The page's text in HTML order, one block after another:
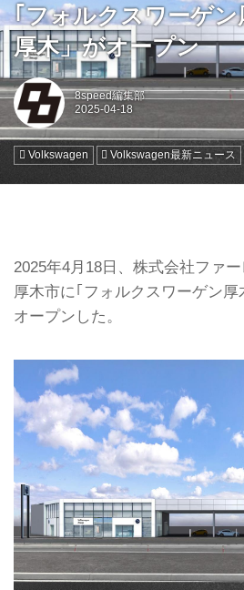
｢フォルクスワーゲ
厚木」がオープン
8speed編集部
Volkswagen Volkswagen最新ニュース
2025年4月18日、株式会社ファ
厚木市に｢フォルクスワーゲン
オープンした。